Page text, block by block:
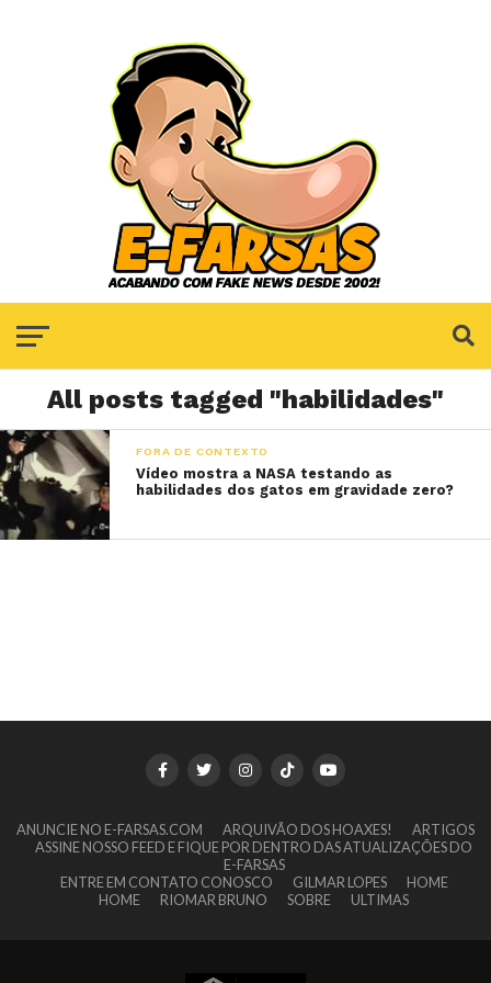
All posts tagged "habilidades"
FORA DE CONTEXTO
Vídeo mostra a NASA testando as
habilidades dos gatos em gravidade zero?
ANUNCIE NO E-FARSAS.COM ARQUIVÃO DOS HOAXES!
ARTIGOS
ASSINE NOSSO FEED E FIQUE POR DENTRO DAS ATUALIZAÇÕES DO
E-FARSAS
ENTRE EM CONTATO CONOSCO
GILMAR LOPES
HOME
HOME
RIOMAR BRUNO SOBRE ULTIMAS